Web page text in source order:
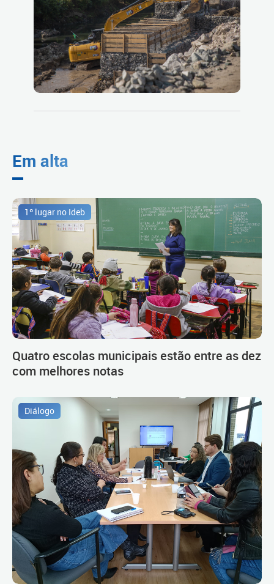
Em alta
1º lugar no Ideb
Quatro escolas municipais estão entre as dez
com melhores notas
Diálogo